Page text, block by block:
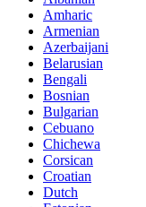
Amharic
Armenian
Azerbaijani
Belarusian
Bengali
Bosnian
Bulgarian
Cebuano
Chichewa
Corsican
Croatian
Dutch